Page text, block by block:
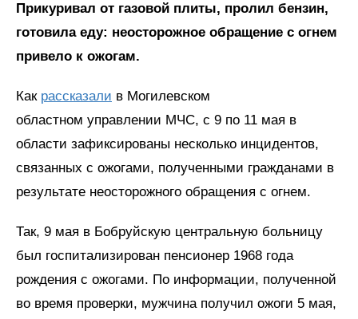
Прикуривал от газовой плиты, пролил бензин,
готовила еду: неосторожное обращение с огнем
привело к ожогам.
Как рассказали в Могилевском
областном управлении МЧС, с 9 по 11 мая в
области зафиксированы несколько инцидентов,
связанных с ожогами, полученными гражданами в
результате неосторожного обращения с огнем.
Так, 9 мая в Бобруйскую центральную больницу
был госпитализирован пенсионер 1968 года
рождения с ожогами. По информации, полученной
во время проверки, мужчина получил ожоги 5 мая,